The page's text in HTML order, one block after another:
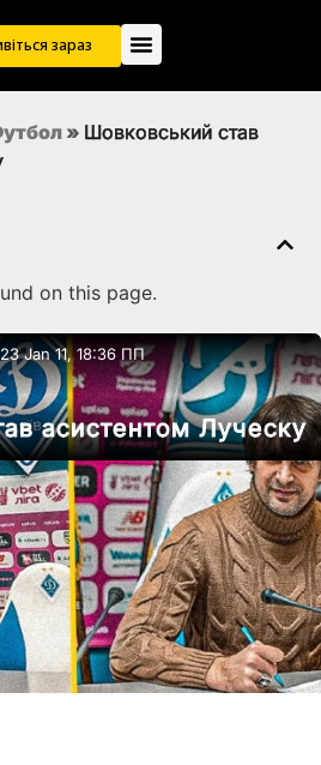
зараз
» Шовковський став
on this page.
Jan 11, 18:36 ПП
асистентом Луческу